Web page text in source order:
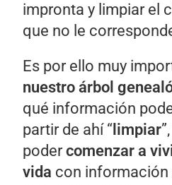
impronta y limpiar el
que no le
Es por ello muy
nuestro árbol
qué información
partir de ahí “ limpiar
podercomenzar a
vida con información